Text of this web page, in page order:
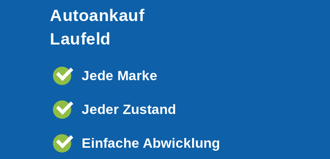
Autoankauf
Laufeld
Jede Marke
Jeder Zustand
Einfache Abwicklung